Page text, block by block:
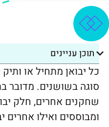
תוכן עניינים
כל יבואן מתחיל או ותיק
סוגה בשושנים. מדובר
שחקנים אחרים, חלק
ומבוססים ואילו אחרים